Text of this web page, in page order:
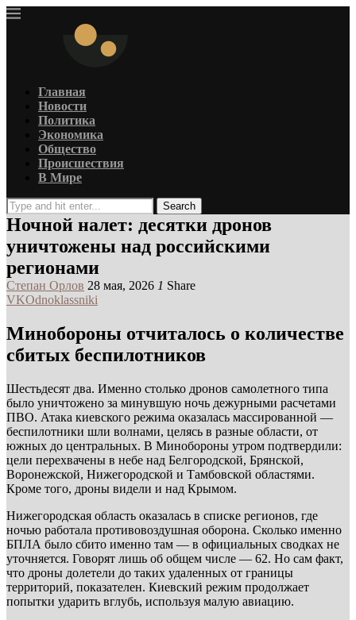
Главная
Новости
Политика
Экономика
Общество
Происшествия
В Мире
Search
Ночной налет: десятки дронов
уничтожены над российскими
регионами
Степан Орлов 28 мая, 2026 1 Share
VKOdnoklassniki
Минобороны отчиталось о количестве
сбитых беспилотников
Шестьдесят два. Именно столько дронов самолетного типа
было уничтожено за минувшую ночь дежурными расчетами
ПВО. Атака киевского режима оказалась массированной —
беспилотники шли волнами, целясь в разные области, от
южных до центральных. В Минобороны утром подтвердили:
цели перехвачены в небе над Белгородской, Брянской,
Воронежской, Нижегородской и Тамбовской областями.
Кроме того, дроны видели и над Крымом.
Нижегородская область оказалась в списке регионов, где
ночью работала противовоздушная оборона. Сколько именно
БПЛА было сбито именно там — в официальных сводках не
уточняется. Говорят лишь об общем числе — 62. Но сам факт,
что дроны долетели до таких удаленных от границы
территорий, показателен. Киевский режим продолжает
попытки ударить вглубь, используя малую авиацию.